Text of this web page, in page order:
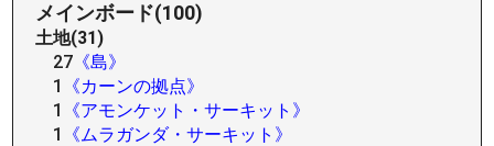
メインボード(100)
土地(31)
27 《島》
1
《カーンの拠点》
1
《アモンケット・サーキット》
1
《ムラガンダ・サーキット》